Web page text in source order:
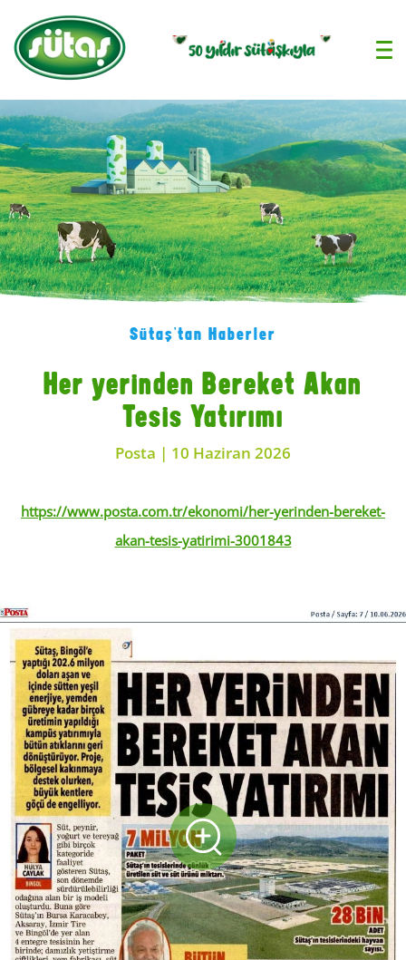
Sütaş'tan Haberler
Her yerinden Bereket Akan
Tesis Yatırımı
Posta | 10 Haziran 2026
https://www.posta.com.tr/ekonomi/her-yerinden-bereket-
akan-tesis-yatirimi-3001843